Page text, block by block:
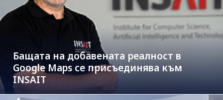
Бащата на добавената реалност в
Google Maps се присъединява към
INSAIT